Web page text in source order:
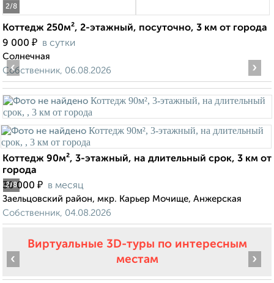
2/8
Коттедж 250м², 2-этажный, посуточно, 3 км от города
9 000 ₽ в сутки
Солнечная
Собственник, 06.08.2026
2/8
‹ ›
Коттедж 90м², 3-этажный, на длительный срок, 3 км от
города
30 000 ₽ в месяц
Заельцовский район, мкр. Карьер Мочище, Анжерская
Собственник, 04.08.2026
Виртуальные 3D-туры по интересным
местам
‹ ›